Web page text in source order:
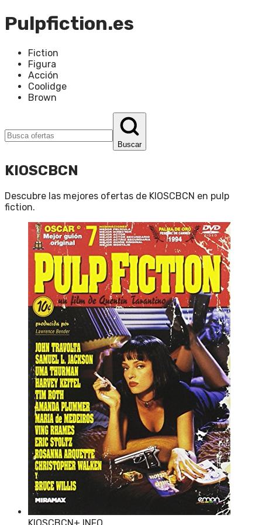
Pulpfiction.es
Fiction
Figura
Acción
Coolidge
Brown
Buscar
KIOSCBCN
Descubre las mejores ofertas de KIOSCBCN en pulp
fiction.
KIOSCBCN+ INFO